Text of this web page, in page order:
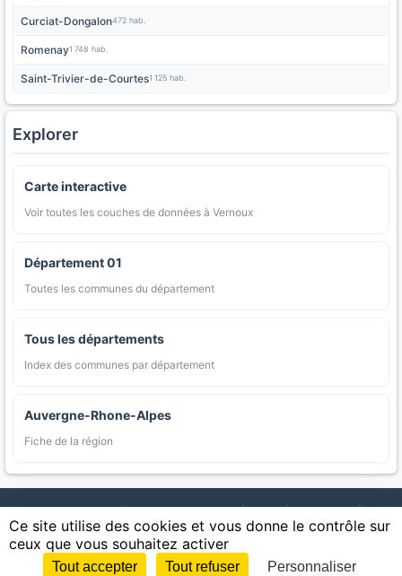
Curciat-Dongalon472 hab.
Romenay1 748 hab.
Saint-Trivier-de-Courtes1 125 hab.
Explorer
Carte interactive
Voir toutes les couches de données à Vernoux
Département 01
Toutes les communes du département
Tous les départements
Index des communes par département
Auvergne-Rhone-Alpes
Fiche de la région
AgriMap — Données agricoles ouvertes | Carte | Communes |
Appellations | Regions | Cultures | Zones protégées | Forets |
Littoral | Espaces naturels | Statistiques
| Confidentialite | CGU | CGV Cookies
Ce site utilise des cookies et vous donne le contrôle sur
ceux que vous souhaitez activer
Tout accepter Tout refuser Personnaliser